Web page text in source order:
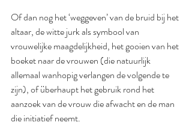
Of dan nog het ‘weggeven’ van de bruid bij het
altaar, de witte jurk als symbool van
vrouwelijke maagdelijkheid, het gooien van het
boeket naar de vrouwen (die natuurlijk
allemaal wanhopig verlangen de volgende te
zijn), of überhaupt het gebruik rond het
aanzoek van de vrouw die afwacht en de man
die initiatief neemt.